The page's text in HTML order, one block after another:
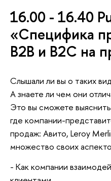
16.00 - 16.40
«Специфика
B2B и B2C на
Слышали ли вы о таких
А знаете ли чем они
Это вы сможете
где компании-
продаж: Авито, Leroy
множество своих
- Как компании